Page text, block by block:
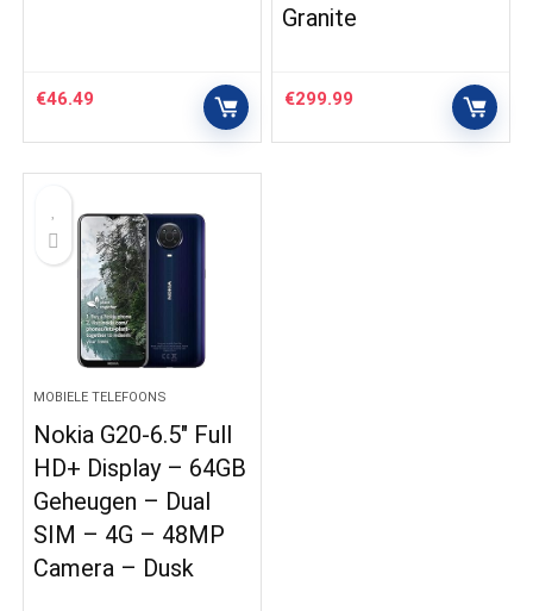
€46.49
Granite
€299.99
MOBIELE TELEFOONS
Nokia G20-6.5″ Full
HD+ Display – 64GB
Geheugen – Dual
SIM – 4G – 48MP
Camera – Dusk